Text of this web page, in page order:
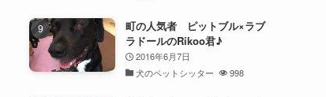
町の人気者 ピットブル×ラブ
ラドールのRikoo君♪
2016年6月7日
犬のペットシッター
998